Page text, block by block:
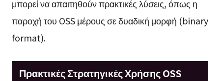
μπορεί να απαιτηθούν πρακτικές λύσεις, όπως η
παροχή του OSS μέρους σε δυαδική μορφή (binary
format).
Πρακτικές Στρατηγικές Χρήσης OSS